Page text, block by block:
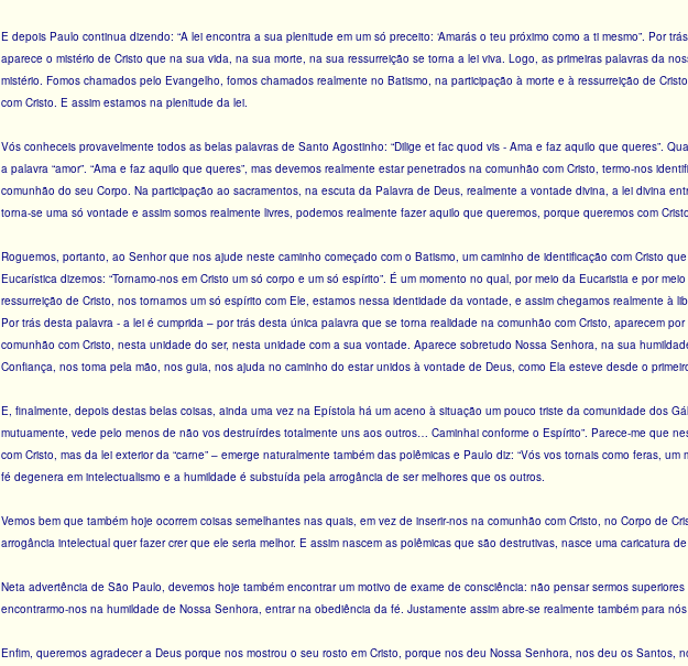
E depois Paulo continua dizendo: “A lei encontra a sua plenitude em um só preceito: ‘Amarás o teu próximo como a ti mesmo”. Por
aparece o mistério de Cristo que na sua vida, na sua morte, na sua ressurreição se torna a lei viva. Logo, as primeiras palavras da
mistério. Fomos chamados pelo Evangelho, fomos chamados realmente no Batismo, na participação à morte e à ressurreição de
com Cristo. E assim estamos na plenitude da lei.
Vós conheceis provavelmente todos as belas palavras de Santo Agostinho: “Dilige et fac quod vis - Ama e faz aquilo que queres”.
a palavra “amor”. “Ama e faz aquilo que queres”, mas devemos realmente estar penetrados na comunhão com Cristo, termo-nos
comunhão do seu Corpo. Na participação ao sacramentos, na escuta da Palavra de Deus, realmente a vontade divina, a lei divina
torna-se uma só vontade e assim somos realmente livres, podemos realmente fazer aquilo que queremos, porque queremos com
Roguemos, portanto, ao Senhor que nos ajude neste caminho começado com o Batismo, um caminho de identificação com Cristo
Eucarística dizemos: “Tornamo-nos em Cristo um só corpo e um só espírito”. É um momento no qual, por meio da Eucaristia e por
ressurreição de Cristo, nos tornamos um só espírito com Ele, estamos nessa identidade da vontade, e assim chegamos realmente à
Por trás desta palavra - a lei é cumprida – por trás desta única palavra que se torna realidade na comunhão com Cristo, aparecem
comunhão com Cristo, nesta unidade do ser, nesta unidade com a sua vontade. Aparece sobretudo Nossa Senhora, na sua
Confiança, nos toma pela mão, nos guia, nos ajuda no caminho do estar unidos à vontade de Deus, como Ela esteve desde o
E, finalmente, depois destas belas coisas, ainda uma vez na Epístola há um aceno à situação um pouco triste da comunidade dos
mutuamente, vede pelo menos de não vos destruírdes totalmente uns aos outros… Caminhai conforme o Espírito”. Parece-me que
com Cristo, mas da lei exterior da “carne” – emerge naturalmente também das polêmicas e Paulo diz: “Vós vos tornais como feras,
fé degenera em intelectualismo e a humildade é substuída pela arrogância de ser melhores que os outros.
Vemos bem que também hoje ocorrem coisas semelhantes nas quais, em vez de inserir-nos na comunhão com Cristo, no Corpo de
arrogância intelectual quer fazer crer que ele seria melhor. E assim nascem as polêmicas que são destrutivas, nasce uma caricatura
Neta advertência de São Paulo, devemos hoje também encontrar um motivo de exame de consciência: não pensar sermos
encontrarmo-nos na humildade de Nossa Senhora, entrar na obediência da fé. Justamente assim abre-se realmente também para
Enfim, queremos agradecer a Deus porque nos mostrou o seu rosto em Cristo, porque nos deu Nossa Senhora, nos deu os Santos,